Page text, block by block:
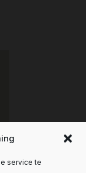
service te